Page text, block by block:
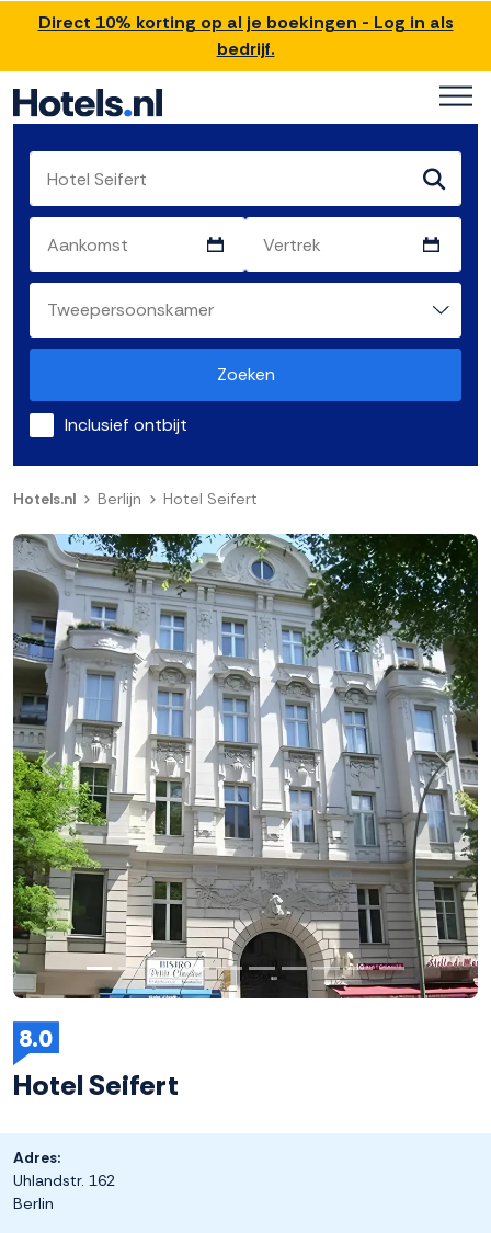
Direct 10% korting op al je boekingen - Log in als
bedrijf.
Zoeken
Inclusief ontbijt
Hotels.nl Berlijn Hotel Seifert
8.0
Hotel Seifert
Adres:
Uhlandstr. 162
Berlin